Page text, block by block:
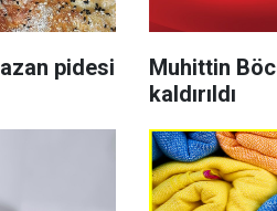
pidesi
Muhittin
kaldırıldı